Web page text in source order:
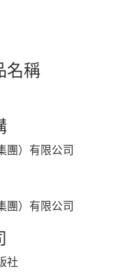
名稱
團）有限公司
團）有限公司
社